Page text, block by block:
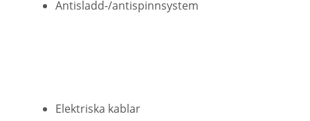
Antisladd-/antispinnsystem
Elektriska kablar